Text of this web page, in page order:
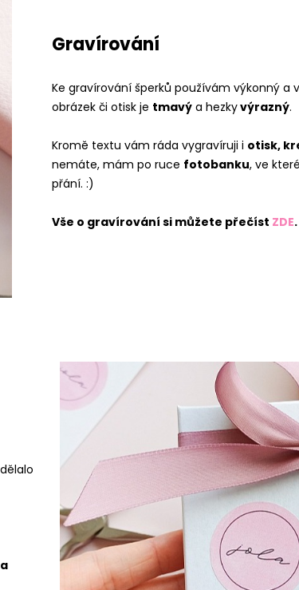
Gravírování
Ke gravírování šperků používám výkonný a
obrázek či otisk je tmavý a hezkyvýrazný.
Kromě textu vám ráda vygravíruji i otisk,
nemáte, mám po ruce fotobanku, ve
přání. :)
Vše o gravírování si můžete přečíst ZDE.
a